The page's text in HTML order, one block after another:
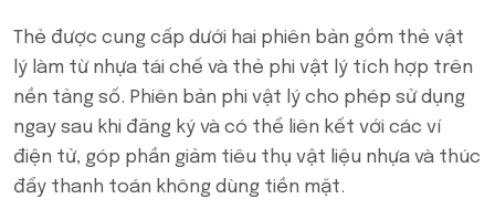
Thẻ được cung cấp dưới hai phiên bản gồm thẻ vật
lý làm từ nhựa tái chế và thẻ phi vật lý tích hợp trên
nền tảng số. Phiên bản phi vật lý cho phép sử dụng
ngay sau khi đăng ký và có thể liên kết với các ví
điện tử, góp phần giảm tiêu thụ vật liệu nhựa và thúc
đẩy thanh toán không dùng tiền mặt.